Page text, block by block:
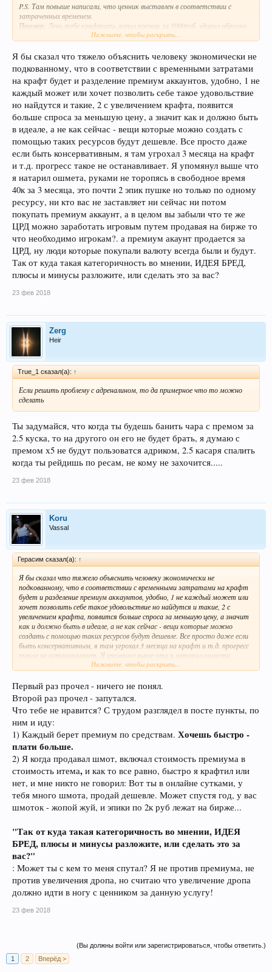
P.S. Там повыше написали, что ценник выставлен в соответствии с
затраченных временем.
Пример: Лень тебе крафтить, купил премак за 5000руб, ударил образно
10 раз по камню - выпал тебе осквернитель и все, радуешься))
Не знаю как вы, а я остаюсь приверженцем затраченное время / выгода...
а не как я "с одной работы на другую" :D:D:D
Нажмите, чтобы раскрыть...
Я бы сказал что тяжело объяснить человеку экономически не
подкованному, что в соответствии с временными затратами
на крафт будет и разделение премиум аккаунтов, удобно, 1 не
каждый может или хочет позволить себе такое удовольствие
но найдутся и такие, 2 с увеличением крафта, появится
больше спроса за меньшую цену, а значит как и должно быть
в идеале, а не как сейчас - вещи которые можно создать с
помощью таких ресурсов будут дешевле. Все просто даже
если быть консервативным, я там угрохал 3 месяца на крафт
и т.д. прогресс такое не останавливает. Я упомянул выше что
я натарил ошмета, руками не торопясь в свободное время
40к за 3 месяца, это почти 2 эпик пушке но только по одному
ресурсу, ни кто вас не заставляет ни сейчас ни потом
покупать премиум аккаунт, а в целом вы забыли что те же
ЦРД можно заработать игровым путем продавая на бирже то
что необходимо игрокам?. а премиум акаунт продается за
ЦРД, ну люди которые покупали валюту всегда были и будут.
Так от куда такая категоричность во мнении, ИДЕЯ БРЕД,
плюсы и минусы разложите, или сделать это за вас?
23 фев 2018
Zerg
Heir
True_1 сказал(а): ↑
Если решить проблему с адреналином, то да примерное что то можно
сделать
Ты задумайся, что когда ты будешь банить чара с премом за
2.5 куска, то на другого он его не будет брать, я думаю с
премом х5 не будут пользоватся адриком, 2.5 касаря спалить
когда ты рейдишь по ресам, не кому не захочится.....
23 фев 2018
Koru
Vassal
Герасим сказал(а): ↑
Я бы сказал что тяжело объяснить человеку экономически не
подкованному, что в соответствии с временными затратами на крафт
будет и разделение премиум аккаунтов, удобно, 1 не каждый может или
хочет позволить себе такое удовольствие но найдутся и такие, 2 с
увеличением крафта, появится больше спроса за меньшую цену, а значит
как и должно быть в идеале, а не как сейчас - вещи которые можно
создать с помощью таких ресурсов будут дешевле. Все просто даже если
быть консервативным, я там угрохал 3 месяца на крафт и т.д. прогресс
такое не останавливает. Я упомянул выше что я натарил ошмета,
руками не торопясь в свободное время 40к за 3 месяца, это почти 2 эпик
потом покупать премиум аккаунт, а в целом вы забыли что те же ЦРД
можно заработать игровым путем продавая на бирже то что
необходимо игрокам?. а премиум акаунт продается за ЦРД, ну люди
которые покупали валюту всегда были и будут. Так от куда такая
категоричность во мнении, ИДЕЯ БРЕД, плюсы и минусы разложите, или
сделать это за вас?
Нажмите, чтобы раскрыть...
Первый раз прочел - ничего не понял.
Второй раз прочел - запутался.
Что тебе не нравится? С трудом разглядел в посте пункты, по
ним и иду:
1) Каждый берет премиум по средствам. Хочешь быстро -
плати больше.
2) Я когда продавал шмот, включал стоимость премиума в
стоимость итема, и как то все равно, быстро я крафтил или
нет, и мне никто не говорил: Вот ты в онлайне сутками, у
тебя много шмота, продай дешевле. Может спустя год, у вас
шмоток - жопой жуй, и эпики по 2к руб лежат на бирже...
"Так от куда такая категоричность во мнении, ИДЕЯ
БРЕД, плюсы и минусы разложите, или сделать это за
вас?"
: Может ты с кем то меня спутал? Я не против премиума, не
против увеличения дропа, но считаю что увеличение дропа
должно идти в ногу с ценником за данную услугу!
23 фев 2018
(Вы должны войти или зарегистрироваться, чтобы ответить.)
1
2 Вперёд >